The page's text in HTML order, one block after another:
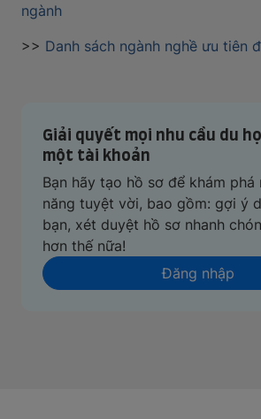
ngành
>> Danh sách ngành nghề ưu tiên
Giải quyết mọi nhu cầu du
một tài khoản
Bạn hãy tạo hồ sơ để khám phá
năng tuyệt vời, bao gồm: gợi ý
bạn, xét duyệt hồ sơ nhanh
hơn thế nữa!
Đăng nhập